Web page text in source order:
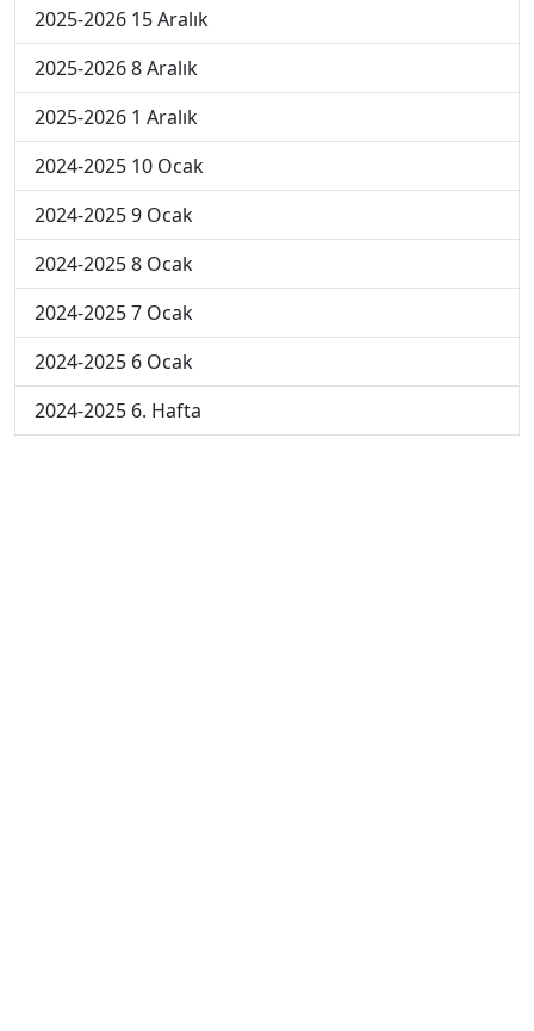
2025-2026 15 Aralık
2025-2026 8 Aralık
2025-2026 1 Aralık
2024-2025 10 Ocak
2024-2025 9 Ocak
2024-2025 8 Ocak
2024-2025 7 Ocak
2024-2025 6 Ocak
2024-2025 6. Hafta